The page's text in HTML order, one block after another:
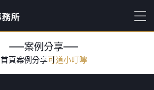
案例分享
首頁案例分享可道小叮嚀